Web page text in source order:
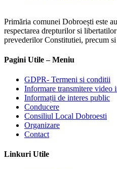
Primăria comunei Dobroești este
respectarea drepturilor si
prevederilor Constitutiei, precum
Pagini Utile – Meniu
GDPR- Termeni si conditii
Informare transmitere video
Informații de interes public
Conducere
Consiliul Local Dobroesti
Organizare
Contact
Linkuri Utile